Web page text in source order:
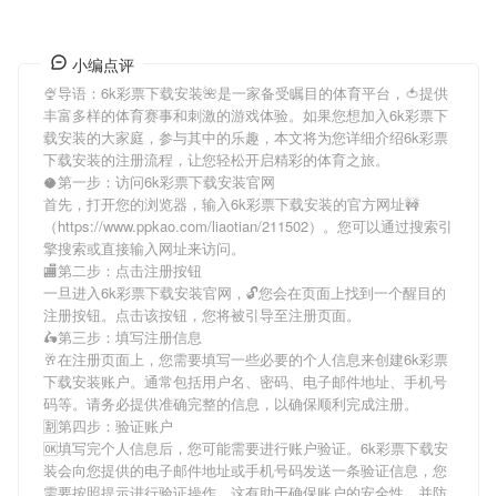
小编点评
🍨导语： 6k彩票下载安装🌺是一家备受瞩目的体育平台，🍅提供
丰富多样的体育赛事和刺激的游戏体验。如果您想加入6k彩票下
载安装的大家庭，参与其中的乐趣，本文将为您详细介绍6k彩票
下载安装的注册流程，让您轻松开启精彩的体育之旅。
🥥第一步：访问6k彩票下载安装官网
首先，打开您的浏览器，输入6k彩票下载安装的官方网址🚧
（https://www.ppkao.com/liaotian/211502）。您可以通过搜索引
擎搜索或直接输入网址来访问。
🏬第二步：点击注册按钮
一旦进入6k彩票下载安装官网，🔓您会在页面上找到一个醒目的
注册按钮。点击该按钮，您将被引导至注册页面。
🛵第三步：填写注册信息
🥂在注册页面上，您需要填写一些必要的个人信息来创建6k彩票
下载安装账户。通常包括用户名、密码、电子邮件地址、手机号
码等。请务必提供准确完整的信息，以确保顺利完成注册。
🈹第四步：验证账户
🆗填写完个人信息后，您可能需要进行账户验证。 6k彩票下载安
装会向您提供的电子邮件地址或手机号码发送一条验证信息，您